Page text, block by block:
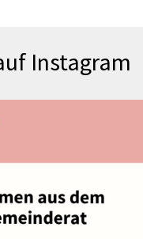
Instagram